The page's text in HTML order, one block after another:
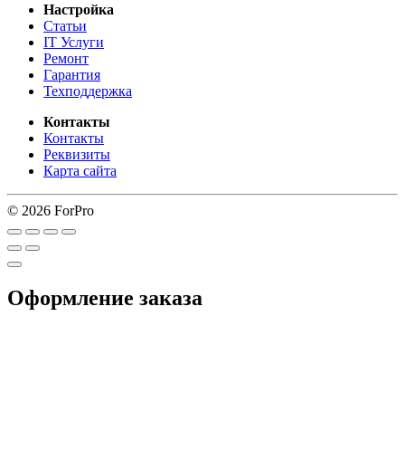
Настройка
Статьи
IT Услуги
Ремонт
Гарантия
Техподдержка
Контакты
Контакты
Реквизиты
Карта сайта
© 2026 ForPro
Оформление заказа